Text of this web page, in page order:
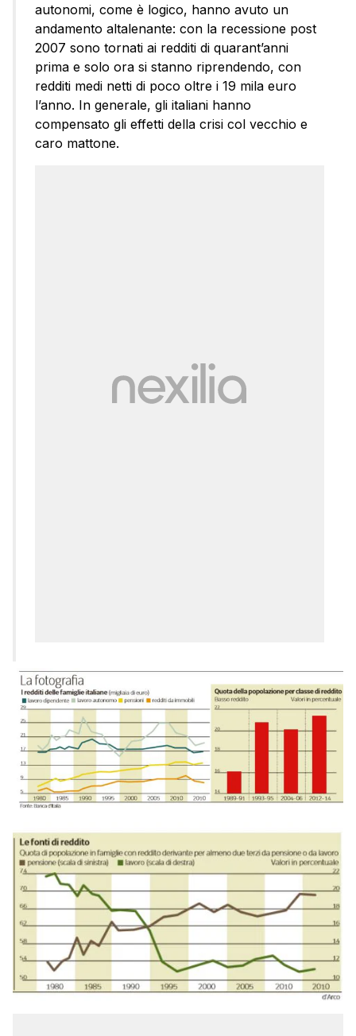
autonomi, come è logico, hanno avuto un
andamento altalenante: con la recessione post
2007 sono tornati ai redditi di quarant’anni
prima e solo ora si stanno riprendendo, con
redditi medi netti di poco oltre i 19 mila euro
l’anno. In generale, gli italiani hanno
compensato gli effetti della crisi col vecchio e
caro mattone.